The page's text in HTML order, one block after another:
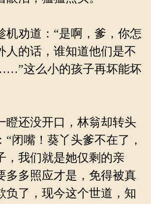
劝道：“是啊，爹，你怎
人的话，谁知道他们是不
这么小的孩子再坏能坏
还没开口，林翁却转头
“闭嘴！葵丫头爹不在了，
，我们就是她仅剩的亲
多多照应才是，免得被真
负了，现今这个世道，知